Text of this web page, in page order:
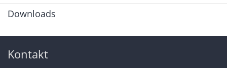
Downloads
Kontakt